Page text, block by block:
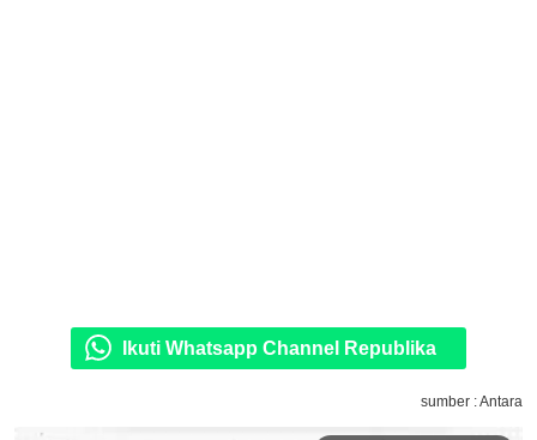
Ikuti Whatsapp Channel Republika
sumber : Antara